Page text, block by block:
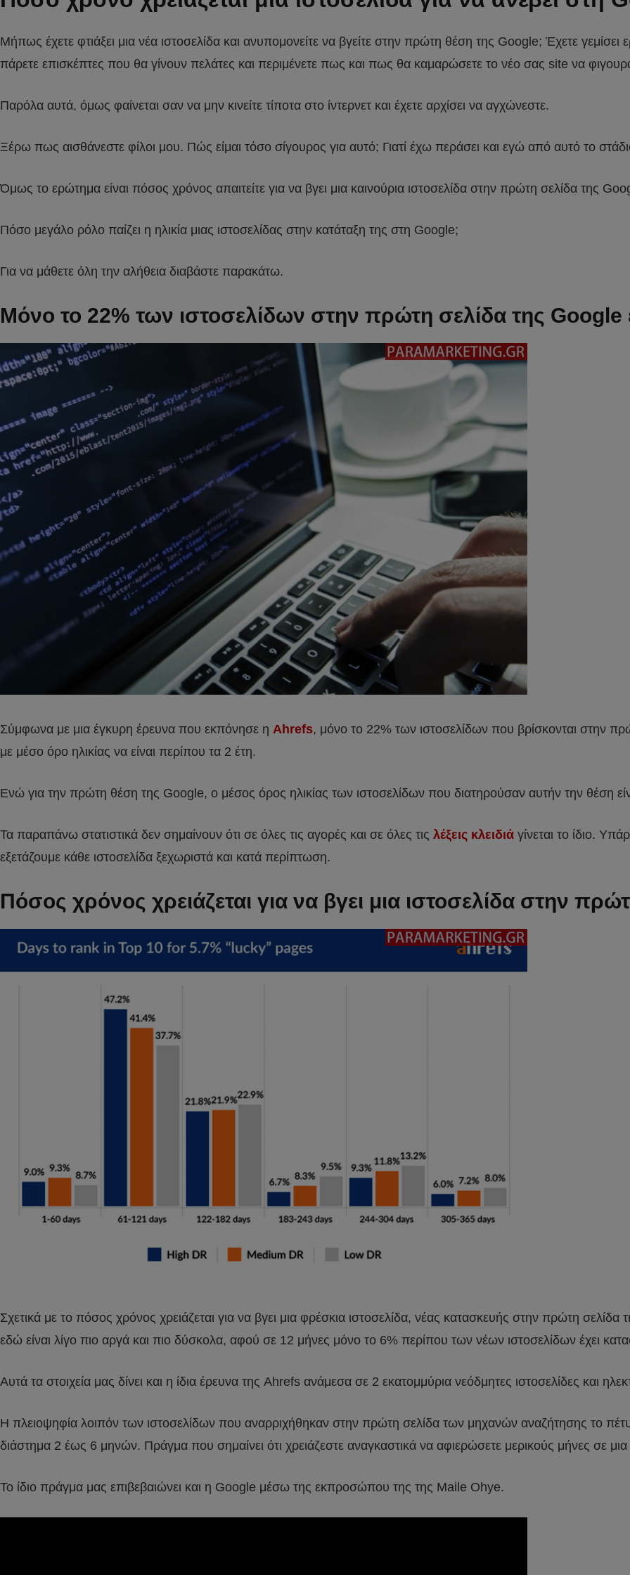
Μήπως έχετε φτιάξει μια νέα ιστοσελίδα και ανυπομονείτε να βγείτε στην πρώτη θέση της Google; Έχετε γεμίσει
πάρετε επισκέπτες που θα γίνουν πελάτες και περιμένετε πως και πως θα καμαρώσετε το νέο σας site να
Παρόλα αυτά, όμως φαίνεται σαν να μην κινείτε τίποτα στο ίντερνετ και έχετε αρχίσει να αγχώνεστε.
Ξέρω πως αισθάνεστε φίλοι μου. Πώς είμαι τόσο σίγουρος για αυτό; Γιατί έχω περάσει και εγώ από αυτό το
Όμως το ερώτημα είναι πόσος χρόνος απαιτείτε για να βγει μια καινούρια ιστοσελίδα στην πρώτη σελίδα της
Πόσο μεγάλο ρόλο παίζει η ηλικία μιας ιστοσελίδας στην κατάταξη της στη Google;
Για να μάθετε όλη την αλήθεια διαβάστε παρακάτω.
Μόνο το 22% των ιστοσελίδων στην πρώτη σελίδα της Google
Σύμφωνα με μια έγκυρη έρευνα που εκπόνησε η Ahrefs, μόνο το 22% των ιστοσελίδων που βρίσκονται στην
με μέσο όρο ηλικίας να είναι περίπου τα 2 έτη.
Ενώ για την πρώτη θέση της Google, ο μέσος όρος ηλικίας των ιστοσελίδων που διατηρούσαν αυτήν την θέση
Τα παραπάνω στατιστικά δεν σημαίνουν ότι σε όλες τις αγορές και σε όλες τις λέξεις κλειδιά γίνεται το ίδιο.
εξετάζουμε κάθε ιστοσελίδα ξεχωριστά και κατά περίπτωση.
Πόσος χρόνος χρειάζεται για να βγει μια ιστοσελίδα στην
Σχετικά με το πόσος χρόνος χρειάζεται για να βγει μια φρέσκια ιστοσελίδα, νέας κατασκευής στην πρώτη σελίδα
εδώ είναι λίγο πιο αργά και πιο δύσκολα, αφού σε 12 μήνες μόνο το 6% περίπου των νέων ιστοσελίδων έχει
Αυτά τα στοιχεία μας δίνει και η ίδια έρευνα της Ahrefs ανάμεσα σε 2 εκατομμύρια νεόδμητες ιστοσελίδες και
Η πλειοψηφία λοιπόν των ιστοσελίδων που αναρριχήθηκαν στην πρώτη σελίδα των μηχανών αναζήτησης το
διάστημα 2 έως 6 μηνών. Πράγμα που σημαίνει ότι χρειάζεστε αναγκαστικά να αφιερώσετε μερικούς μήνες σε μια
Το ίδιο πράγμα μας επιβεβαιώνει και η Google μέσω της εκπροσώπου της της Maile Ohye.